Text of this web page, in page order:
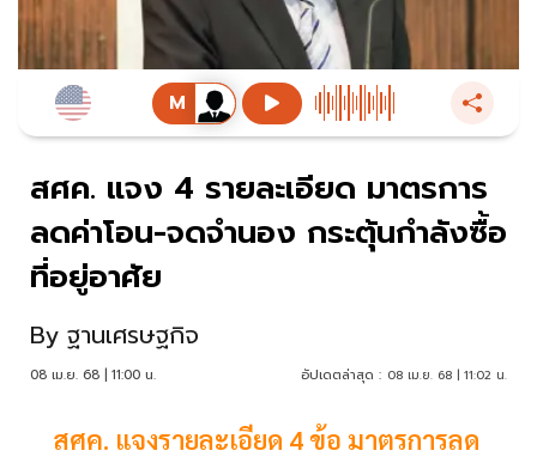
สศค. แจง 4 รายละเอียด มาตรการ
ลดค่าโอน-จดจำนอง กระตุ้นกำลังซื้อ
ที่อยู่อาศัย
By ฐานเศรษฐกิจ
08 เม.ย. 68 | 11:00 น. อัปเดตล่าสุด : 08 เม.ย. 68 | 11:02 น.
สศค. แจงรายละเอียด 4 ข้อ มาตรการลด